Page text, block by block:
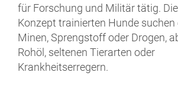
für Forschung und Militär tätig.
Konzept trainierten Hunde suchen
Minen, Sprengstoff oder Drogen,
Rohöl, seltenen Tierarten oder
Krankheitserregern.